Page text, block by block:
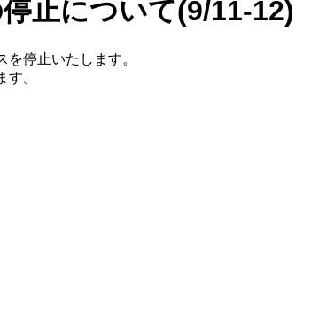
止について(9/11-12)
停止いたします。
。